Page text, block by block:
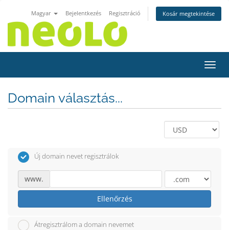
Magyar Bejelentkezés Regisztráció Kosár megtekintése
Domain választás...
Új domain nevet regisztrálok
www.
Ellenőrzés
Átregisztrálom a domain nevemet